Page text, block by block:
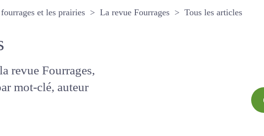
fourrages et les prairies La revue Fourrages Tous les
revue
par